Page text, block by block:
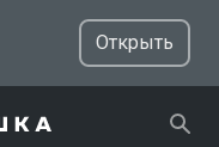
Открыть